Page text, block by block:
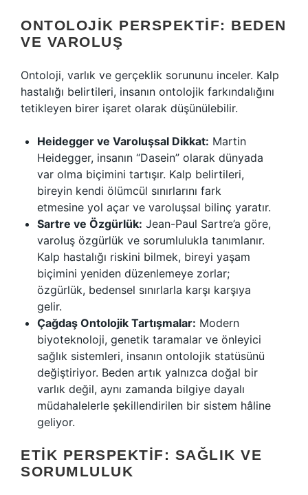
ONTOLOJIK PERSPEKTIF: BEDEN
VE VAROLUŞ
Ontoloji, varlık ve gerçeklik sorununu inceler. Kalp
hastalığı belirtileri, insanın ontolojik farkındalığını
tetikleyen birer işaret olarak düşünülebilir.
Heidegger ve Varoluşsal Dikkat: Martin
Heidegger, insanın “Dasein” olarak dünyada
var olma biçimini tartışır. Kalp belirtileri,
bireyin kendi ölümcül sınırlarını fark
etmesine yol açar ve varoluşsal bilinç yaratır.
Sartre ve Özgürlük: Jean-Paul Sartre’a göre,
varoluş özgürlük ve sorumlulukla tanımlanır.
Kalp hastalığı riskini bilmek, bireyi yaşam
biçimini yeniden düzenlemeye zorlar;
özgürlük, bedensel sınırlarla karşı karşıya
gelir.
Çağdaş Ontolojik Tartışmalar: Modern
biyoteknoloji, genetik taramalar ve önleyici
sağlık sistemleri, insanın ontolojik statüsünü
değiştiriyor. Beden artık yalnızca doğal bir
varlık değil, aynı zamanda bilgiye dayalı
müdahalelerle şekillendirilen bir sistem hâline
geliyor.
ETIK PERSPEKTIF: SAĞLIK VE
SORUMLULUK